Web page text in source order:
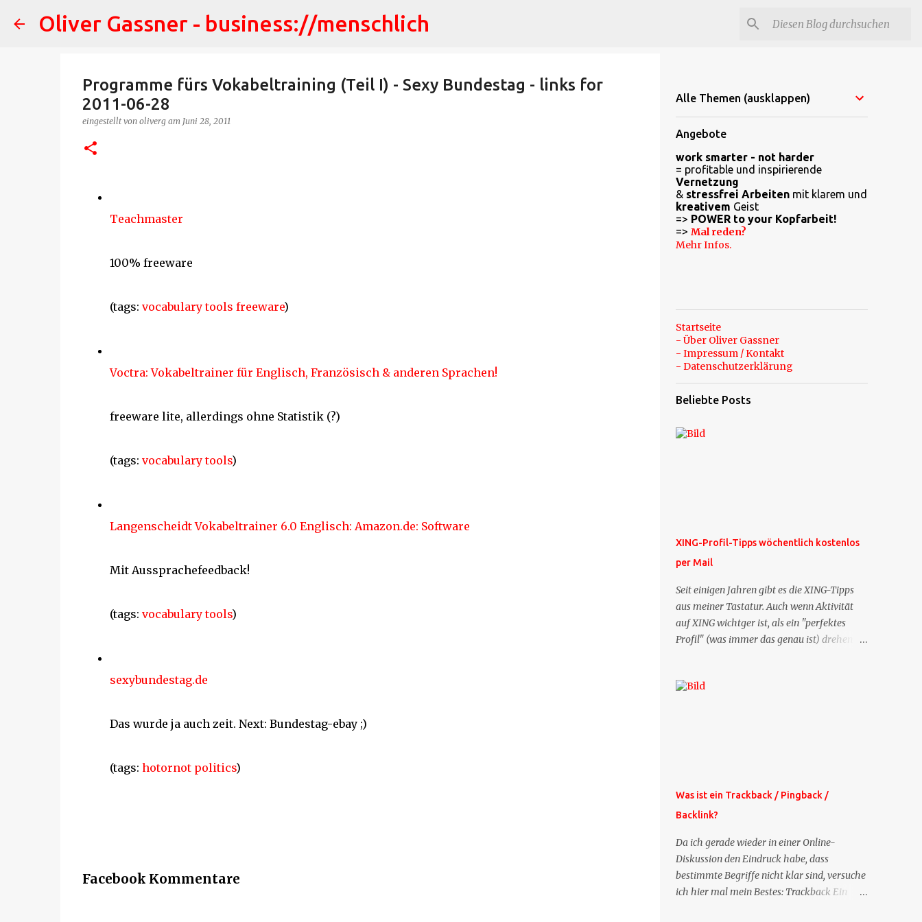
Direkt zum Hauptbereich
Oliver Gassner - business://menschlich
Programme fürs Vokabeltraining (Teil I) - Sexy Bundestag - links for
2011-06-28
eingestellt von oliverg am Juni 28, 2011
Teachmaster
100% freeware
(tags: vocabulary tools freeware)
Voctra: Vokabeltrainer für Englisch, Französisch & anderen Sprachen!
freeware lite, allerdings ohne Statistik (?)
(tags: vocabulary tools)
Langenscheidt Vokabeltrainer 6.0 Englisch: Amazon.de: Software
Mit Aussprachefeedback!
(tags: vocabulary tools)
sexybundestag.de
Das wurde ja auch zeit. Next: Bundestag-ebay ;)
(tags: hotornot politics)
Facebook Kommentare
Alle Themen (ausklappen)
Angebote
work smarter - not harder
= profitable und inspirierende
Vernetzung
& stressfrei Arbeitenmit klarem und
kreativem Geist
=> POWER to your Kopfarbeit!
=> Mal reden?
Mehr Infos.
Startseite
- Über Oliver Gassner
- Impressum / Kontakt
- Datenschutzerklärung
Beliebte Posts
XING-Profil-Tipps wöchentlich kostenlos
per Mail
Seit einigen Jahren gibt es die XING-Tipps
aus meiner Tastatur. Auch wenn Aktivität
auf XING wichtger ist, als ein "perfektes
Profil" (was immer das genau ist) drehen
es jetzt die Profil-Fragen zu XING als eigene
Weitere Mailangebote dieser Art sehen Sie
auf meiner XING-Seite oder hier oben rechts
im Blog. Die Profilfragen werde ich
mittelfristig aus der normalen XING-Tipp-
Mail entfernen, da ich sie so nur an einer
Stelle pflegen muss.
Was ist ein Trackback / Pingback /
Backlink?
Da ich gerade wieder in einer Online-
Diskussion den Eindruck habe, dass
bestimmte Begriffe nicht klar sind, versuche
ich hier mal mein Bestes: Trackback Ein